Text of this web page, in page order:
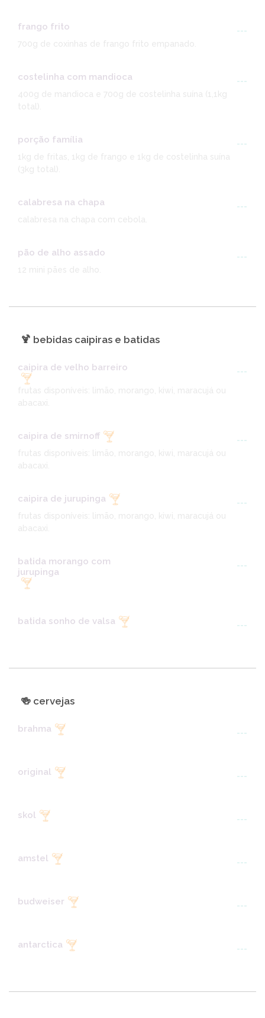
frango frito
---
700g de coxinhas de frango frito empanado.
costelinha com mandioca
---
400g de mandioca e 700g de costelinha suína (1,1kg
total).
porção família
---
1kg de fritas, 1kg de frango e 1kg de costelinha suína
(3kg total).
calabresa na chapa
---
calabresa na chapa com cebola.
pão de alho assado
---
🍹 bebidas caipiras e batidas
caipira de velho barreiro
---
frutas disponíveis: limão, morango, kiwi, maracujá ou
abacaxi.
caipira de smirnoff
---
frutas disponíveis: limão, morango, kiwi, maracujá ou
abacaxi.
caipira de jurupinga
---
frutas disponíveis: limão, morango, kiwi, maracujá ou
abacaxi.
batida morango com
jurupinga
---
batida sonho de valsa ---
🍻 cervejas
brahma ---
original ---
skol ---
amstel ---
budweiser ---
antarctica ---